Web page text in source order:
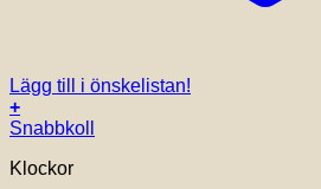
Lägg till i önskelistan!
+
Snabbkoll
Klockor